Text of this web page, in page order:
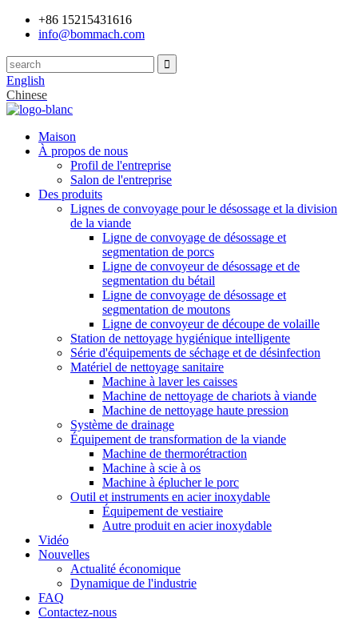
+86 15215431616
info@bommach.com
English
Chinese
Maison
À propos de nous
Profil de l'entreprise
Salon de l'entreprise
Des produits
Lignes de convoyage pour le désossage et la division
de la viande
Ligne de convoyage de désossage et
segmentation de porcs
Ligne de convoyeur de désossage et de
segmentation du bétail
Ligne de convoyage de désossage et
segmentation de moutons
Ligne de convoyeur de découpe de volaille
Station de nettoyage hygiénique intelligente
Série d'équipements de séchage et de désinfection
Matériel de nettoyage sanitaire
Machine à laver les caisses
Machine de nettoyage de chariots à viande
Machine de nettoyage haute pression
Système de drainage
Équipement de transformation de la viande
Machine de thermorétraction
Machine à scie à os
Machine à éplucher le porc
Outil et instruments en acier inoxydable
Équipement de vestiaire
Autre produit en acier inoxydable
Vidéo
Nouvelles
Actualité économique
Dynamique de l'industrie
FAQ
Contactez-nous